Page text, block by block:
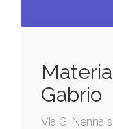
Gabrio
Via G. Nenna